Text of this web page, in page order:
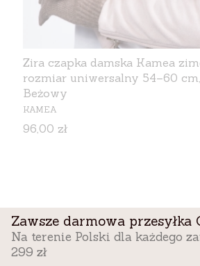
Zira czapka damska Kamea
rozmiar uniwersalny 54–60
Beżowy
PRODUCENT
KAMEA
Cena
96,00 zł
Zawsze darmowa przesyłka
Na terenie Polski dla każdego
299 zł